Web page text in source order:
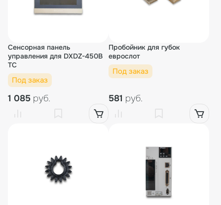
Сенсорная панель
управления для DXDZ-450B
TC
Под заказ
1 085 руб.
Пробойник для губок
еврослот
Под заказ
581 руб.